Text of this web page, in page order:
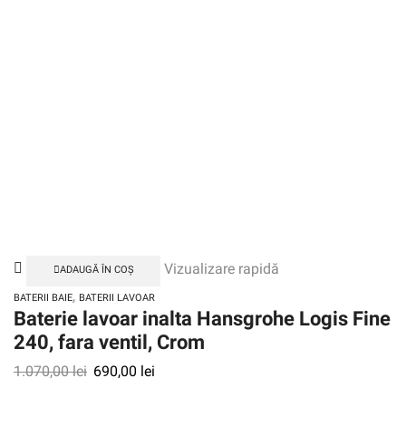
ADAUGĂ ÎN COȘ Vizualizare rapidă
BATERII BAIE, BATERII LAVOAR
Baterie lavoar inalta Hansgrohe Logis Fine
240, fara ventil, Crom
1.070,00lei 690,00 lei